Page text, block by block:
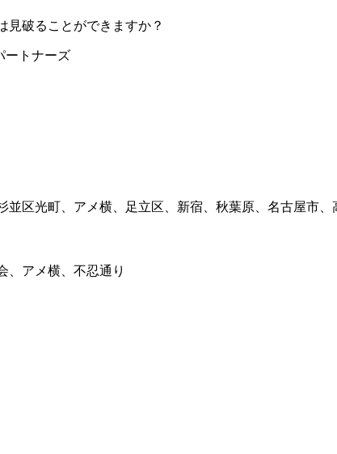
破ることができますか？
ートナーズ
区光町、アメ横、足立区、新宿、秋葉原、名古屋市、
、アメ横、不忍通り